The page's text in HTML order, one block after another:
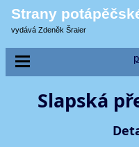
Strany
vydává Zdeněk Šraier
Slapská